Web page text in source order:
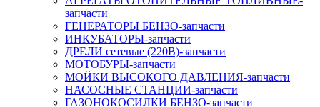
запчасти
ГЕНЕРАТОРЫ БЕНЗО-запчасти
ИНКУБАТОРЫ-запчасти
ДРЕЛИ сетевые (220В)-запчасти
МОТОБУРЫ-запчасти
МОЙКИ ВЫСОКОГО ДАВЛЕНИЯ-запчасти
НАСОСНЫЕ СТАНЦИИ-запчасти
ГАЗОНОКОСИЛКИ БЕНЗО-запчасти